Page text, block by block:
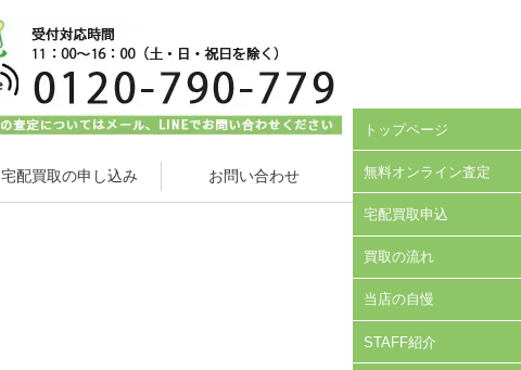
宅配買取の申し込み お問い合わせ
トップページ
無料オンライン査定
宅配買取申込
買取の流れ
当店の自慢
STAFF紹介